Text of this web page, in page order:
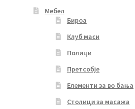
Мебел
Бироа
Клуб маси
Полици
Претсобје
Елементи за во бања
Столици за масажа